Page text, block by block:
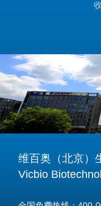
维百奥（北京）
Vicbio